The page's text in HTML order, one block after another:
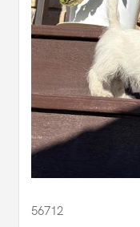
56712